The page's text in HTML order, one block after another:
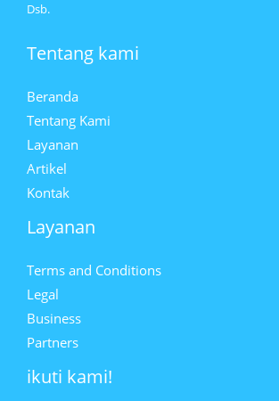
Dsb.
Tentang kami
Beranda
Tentang Kami
Layanan
Artikel
Kontak
Layanan
Terms and Conditions
Legal
Business
Partners
ikuti kami!